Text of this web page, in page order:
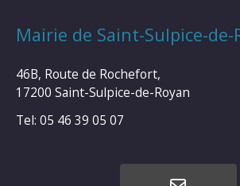
Mairie de Saint-Sulpice-de-
46B, Route de Rochefort,
17200 Saint-Sulpice-de-Royan
Tel: 05 46 39 05 07